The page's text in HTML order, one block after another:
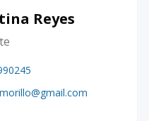
Reyes